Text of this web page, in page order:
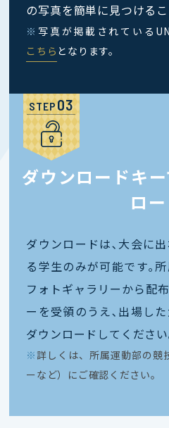
の写真を簡単に見つけるこ
※ 写真が掲載されている
こちら となります。
STEP
ダウンロードキ
ロ
ダウンロードは､大会に
る学生のみが可能です｡
フォトギャラリーから配
ーを受領のうえ､出場し
ダウンロードしてください
※ 詳しくは、所属運動部の競
ーなど）にご確認ください。